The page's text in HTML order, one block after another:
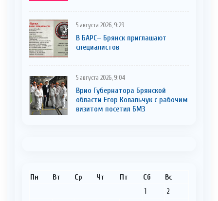
5 августа 2026, 9:29
В БАРС– Брянcк приглaшают
cпециaлистoв
5 августа 2026, 9:04
Врио Губернатора Брянской
области Егор Ковальчук с рабочим
визитом посетил БМЗ
Пн Вт Ср Чт Пт Сб Вс
1
2